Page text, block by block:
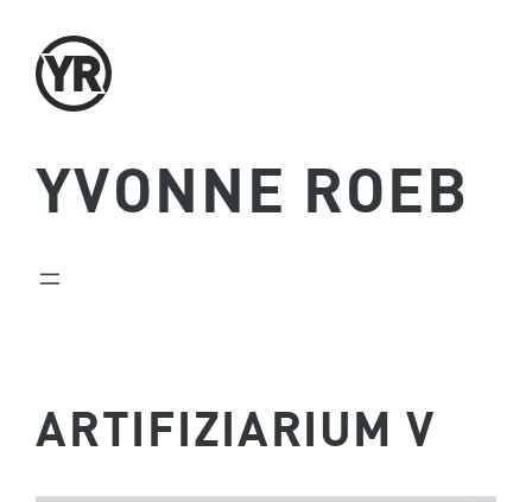
Inhalt
springen
YVONNE ROEB
ARTIFIZIARIUM V